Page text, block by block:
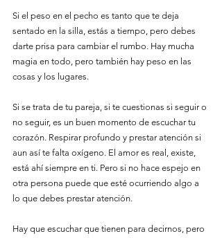
Si el peso en el pecho es tanto que te deja
sentado en la silla, estás a tiempo, pero debes
darte prisa para cambiar el rumbo. Hay mucha
magia en todo, pero también hay peso en las
cosas y los lugares.
Si se trata de tu pareja, si te cuestionas si seguir o
no seguir, es un buen momento de escuchar tu
corazón. Respirar profundo y prestar atención si
aun así te falta oxígeno. El amor es real, existe,
está ahí siempre en ti. Pero si no hace espejo en
otra persona puede que esté ocurriendo algo a
lo que debes prestar atención.
Hay que escuchar que tienen para decirnos, pero